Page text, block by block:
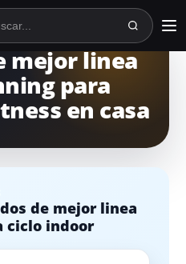
en TodoSpinning
mejor linea
para
en casa
de mejor linea
ciclo indoor